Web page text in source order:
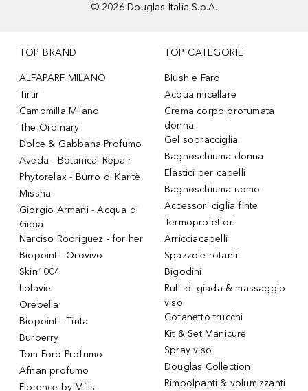
© 2026 Douglas Italia S.p.A.
TOP BRAND
ALFAPARF MILANO
Tirtir
Camomilla Milano
The Ordinary
Dolce & Gabbana Profumo
Aveda - Botanical Repair
Phytorelax - Burro di Karitè
Missha
Giorgio Armani - Acqua di
Gioia
Narciso Rodriguez - for her
Biopoint - Orovivo
Skin1004
Lolavie
Orebella
Biopoint - Tinta
Burberry
Tom Ford Profumo
Afnan profumo
Florence by Mills
TOP CATEGORIE
Blush e Fard
Acqua micellare
Crema corpo profumata
donna
Gel sopracciglia
Bagnoschiuma donna
Elastici per capelli
Bagnoschiuma uomo
Accessori ciglia finte
Termoprotettori
Arricciacapelli
Spazzole rotanti
Bigodini
Rulli di giada & massaggio
viso
Cofanetto trucchi
Kit & Set Manicure
Spray viso
Douglas Collection
Rimpolpanti & volumizzanti